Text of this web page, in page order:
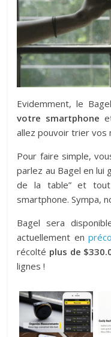
Evidemment, le
votre smartphone
allez pouvoir trier vos
Pour faire simple,
parlez au Bagel en lui
de la table” et
smartphone. Sympa,
Bagel sera
actuellement en
récolté plus de
lignes !